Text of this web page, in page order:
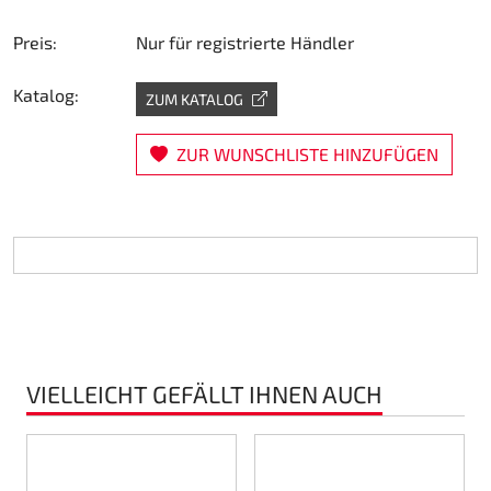
Preis: Nur für registrierte Händler
Katalog: ZUM KATALOG
ZUR WUNSCHLISTE HINZUFÜGEN
VIELLEICHT GEFÄLLT IHNEN AUCH
Luft
Radsterne